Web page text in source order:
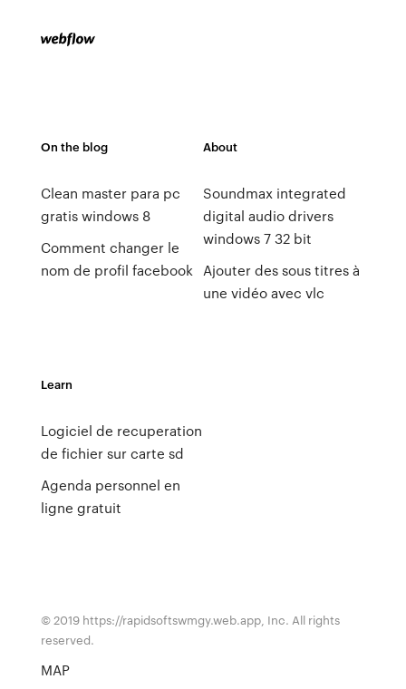
On the blog
Clean master para pc
gratis windows 8
Comment changer le
nom de profil facebook
About
Soundmax integrated
digital audio drivers
windows 7 32 bit
Ajouter des sous titres à
une vidéo avec vlc
Learn
Logiciel de recuperation
de fichier sur carte sd
Agenda personnel en
ligne gratuit
© 2019 https://rapidsoftswmgy.web.app, Inc. All rights
reserved.
MAP